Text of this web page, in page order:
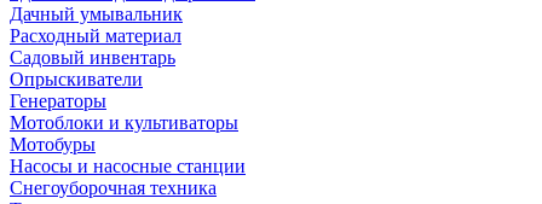
Дачный умывальник
Расходный материал
Садовый инвентарь
Опрыскиватели
Генераторы
Мотоблоки и культиваторы
Мотобуры
Насосы и насосные станции
Снегоуборочная техника